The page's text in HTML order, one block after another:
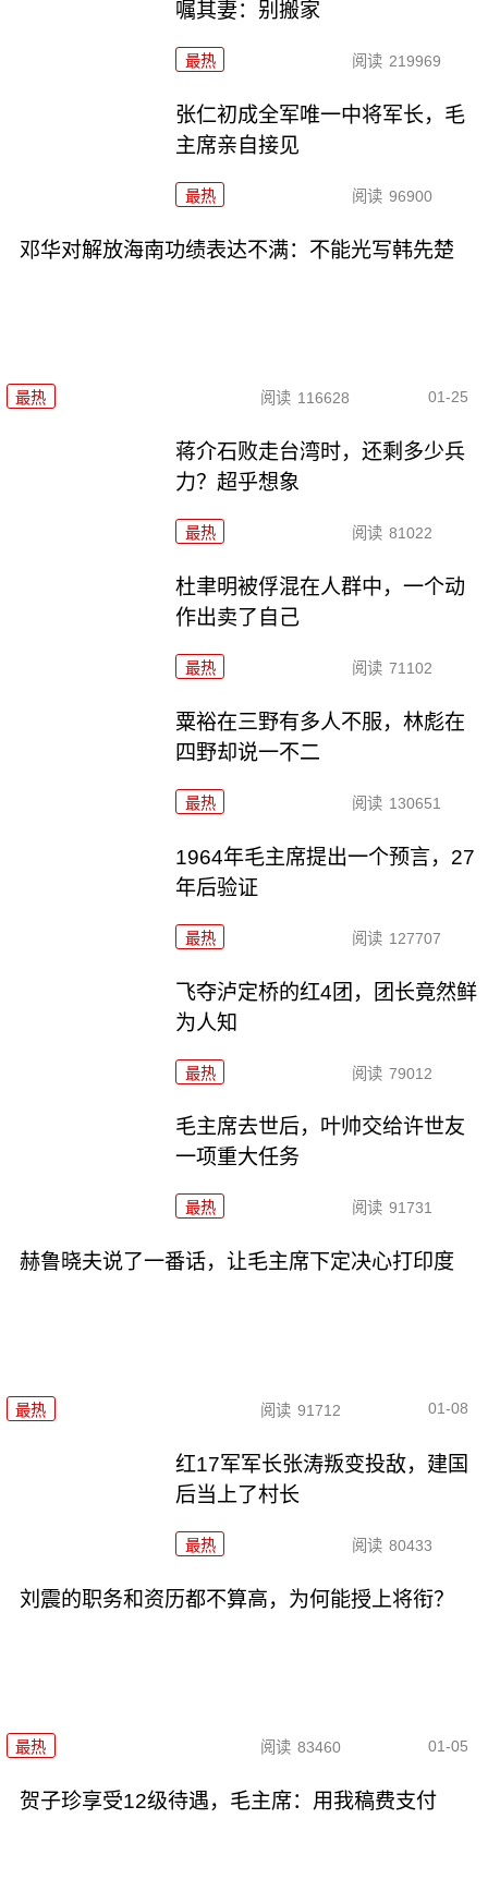
嘱其妻：别搬家
最热 阅读 219969
张仁初成全军唯一中将军长，毛
主席亲自接见
最热 阅读 96900
邓华对解放海南功绩表达不满：不能光写韩先楚
最热 阅读 116628 01-25
蒋介石败走台湾时，还剩多少兵
力？超乎想象
最热 阅读 81022
杜聿明被俘混在人群中，一个动
作出卖了自己
最热 阅读 71102
粟裕在三野有多人不服，林彪在
四野却说一不二
最热 阅读 130651
1964年毛主席提出一个预言，27
年后验证
最热 阅读 127707
飞夺泸定桥的红4团，团长竟然鲜
为人知
最热 阅读 79012
毛主席去世后，叶帅交给许世友
一项重大任务
最热 阅读 91731
赫鲁晓夫说了一番话，让毛主席下定决心打印度
最热 阅读 91712 01-08
红17军军长张涛叛变投敌，建国
后当上了村长
最热 阅读 80433
刘震的职务和资历都不算高，为何能授上将衔？
最热 阅读 83460 01-05
贺子珍享受12级待遇，毛主席：用我稿费支付